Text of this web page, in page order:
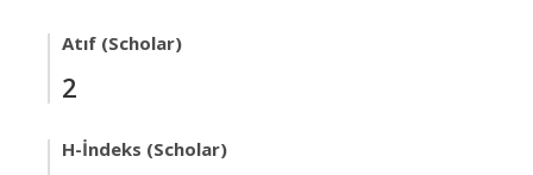
Atıf (Scholar)
2
H-İndeks (Scholar)